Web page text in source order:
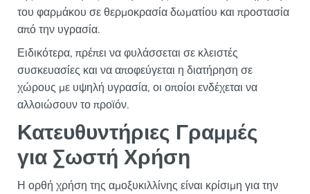
του φαρμάκου σε θερμοκρασία δωματίου και προστασία
από την υγρασία.
Ειδικότερα, πρέπει να φυλάσσεται σε κλειστές
συσκευασίες και να αποφεύγεται η διατήρηση σε
χώρους με υψηλή υγρασία, οι οποίοι ενδέχεται να
αλλοιώσουν το προϊόν.
Κατευθυντήριες Γραμμές
για Σωστή Χρήση
Η ορθή χρήση της αμοξυκιλλίνης είναι κρίσιμη για την